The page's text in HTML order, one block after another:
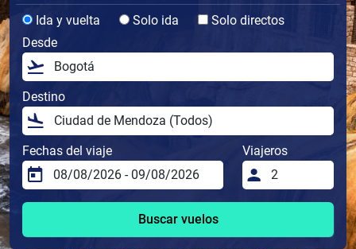
Ida y vuelta Solo ida
Solo directos
Desde
Destino
Fechas del viaje Viajeros
Buscar vuelos